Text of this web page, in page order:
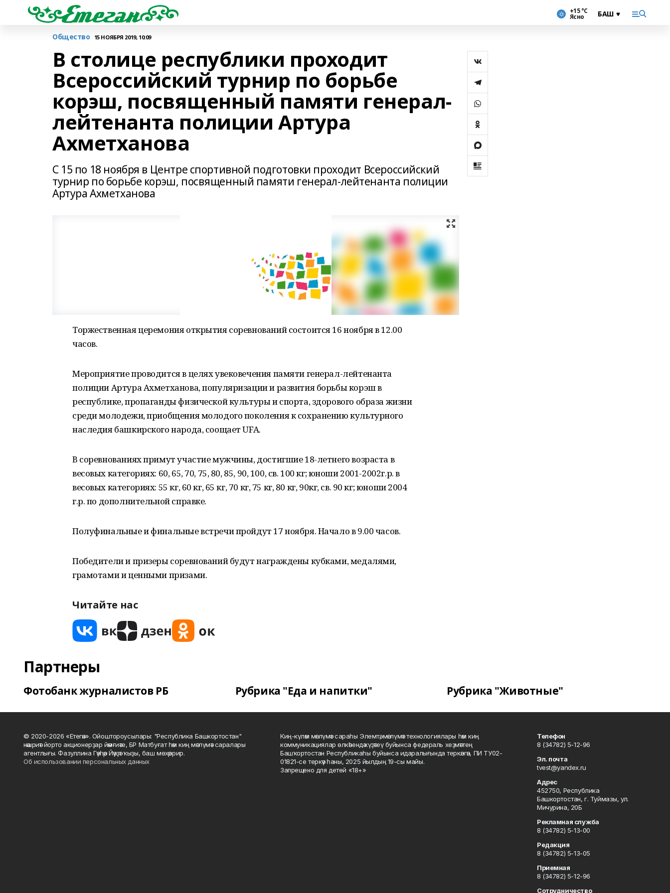
+15 °С
Ясно
Общество 15 НОЯБРЯ 2019, 10:09
В столице республики проходит
Всероссийский турнир по борьбе
корэш, посвященный памяти генерал-
лейтенанта полиции Артура
Ахметханова
С 15 по 18 ноября в Центре спортивной подготовки проходит Всероссийский
турнир по борьбе корэш, посвященный памяти генерал-лейтенанта полиции
Артура Ахметханова
Торжественная церемония открытия соревнований состоится 16 ноября в 12.00
часов.
Мероприятие проводится в целях увековечения памяти генерал-лейтенанта
полиции Артура Ахметханова, популяризации и развития борьбы корэш в
республике, пропаганды физической культуры и спорта, здорового образа жизни
среди молодежи, приобщения молодого поколения к сохранению культурного
наследия башкирского народа, соощает UFA.
В соревнованиях примут участие мужчины, достигшие 18-летнего возраста в
весовых категориях: 60, 65, 70, 75, 80, 85, 90, 100, св. 100 кг; юноши 2001-2002г.р. в
весовых категориях: 55 кг, 60 кг, 65 кг, 70 кг, 75 кг, 80 кг, 90кг, св. 90 кг; юноши 2004
г.р. по дополнительной справке.
Полуфинальные и финальные встречи пройдут 17 ноября. Начало в 9.00 часов.
Победители и призеры соревнований будут награждены кубками, медалями,
грамотами и ценными призами.
Читайте нас
Партнеры
Фотобанк журналистов РБ Рубрика "Еда и напитки" Рубрика "Животные"
© 2020-2026 «Етегән». Ойоштороусылары: "Республика Башкортостан"
нәшриәт йорто акционерҙар йәмғиәте, БР Матбуғат һәм киң мәғлүмәт саралары
агентлығы. Фазуллина Гәүһәр Йәүҙәт ҡыҙы, баш мөхәррир.
Об использовании персональных данных
Киң-күләм мәғлүмәт сараһы Элемтә, мәғлүмәт технологиялары һәм киң
коммуникациялар өлкәһендә күҙәтеү буйынса федераль хеҙмәттең
Башҡортостан Республикаһы буйынса идаралығында теркәлгән, ПИ ТУ02-
01821-се теркәү һаны, 2025 йылдың 19-сы майы.
Запрещено для детей «18+»
Телефон
8 (34782) 5-12-96
Эл. почта
tvest@yandex.ru
Адрес
452750, Республика
Башкортостан, г. Туймазы, ул.
Мичурина, 20Б
Рекламная служба
8 (34782) 5-13-00
Редакция
8 (34782) 5-13-05
Приемная
8 (34782) 5-12-96
Сотрудничество